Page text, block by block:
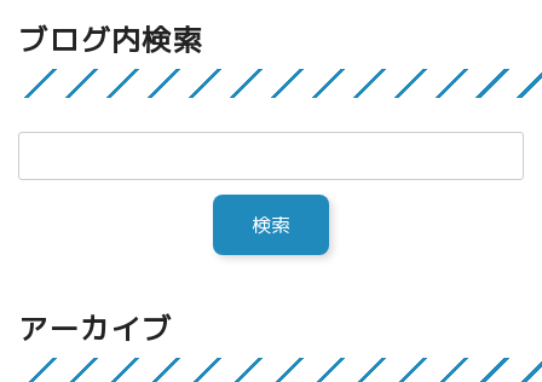
ブログ内検索
アーカイブ